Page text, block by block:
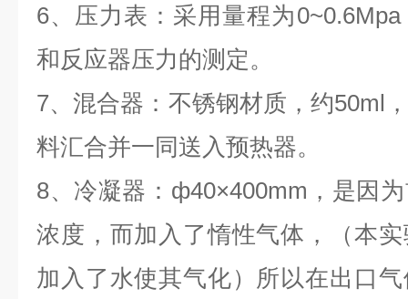
6、压力表：采用量程为
和反应器压力的测定。
7、混合器：不锈钢材质，约50ml
料汇合并一同送入预热器。
8、冷凝器：ф40×400mm，是因
浓度，而加入了惰性气体，（本
加入了水使其气化）所以在出口